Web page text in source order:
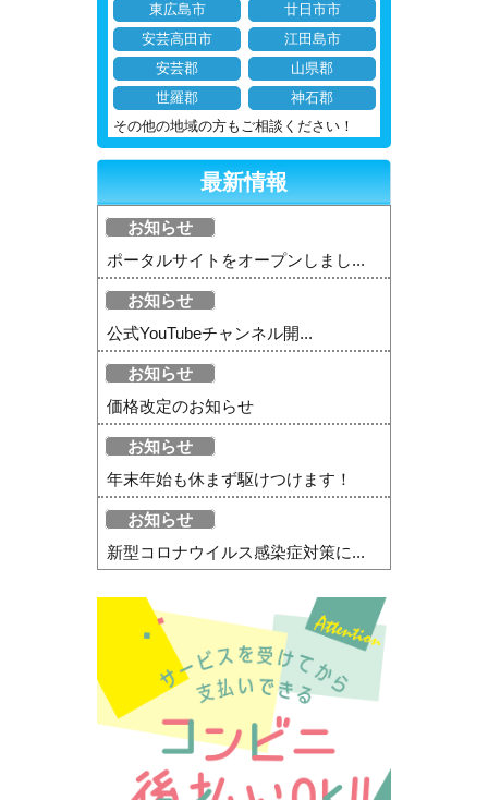
東広島市
廿日市市
安芸高田市
江田島市
安芸郡
山県郡
世羅郡
神石郡
その他の地域の方もご相談ください！
最新情報
お知らせ
ポータルサイトをオープンしまし...
お知らせ
公式YouTubeチャンネル開...
お知らせ
価格改定のお知らせ
お知らせ
年末年始も休まず駆けつけます！
お知らせ
新型コロナウイルス感染症対策に...